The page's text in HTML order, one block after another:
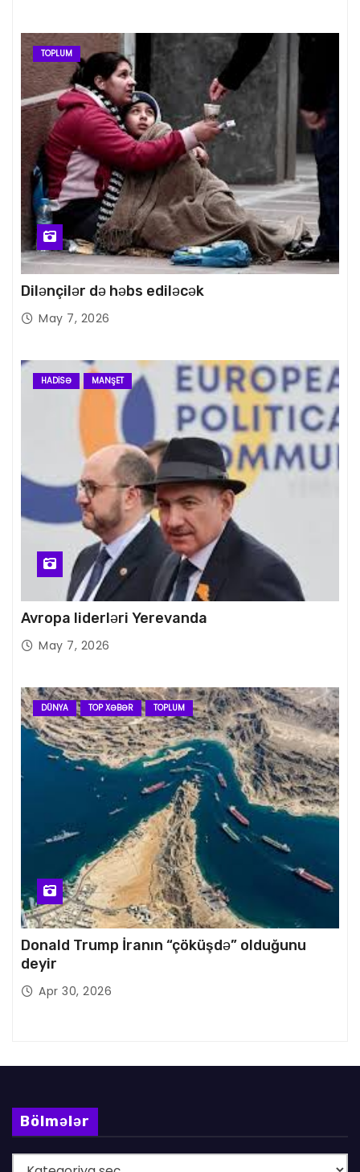
TOPLUM
Dilənçilər də həbs ediləcək
May 7, 2026
HADISƏ MANŞET
Avropa liderləri Yerevanda
May 7, 2026
DÜNYA TOP XƏBƏR TOPLUM
Donald Trump İranın “çöküşdə” olduğunu
deyir
Apr 30, 2026
Bölmələr